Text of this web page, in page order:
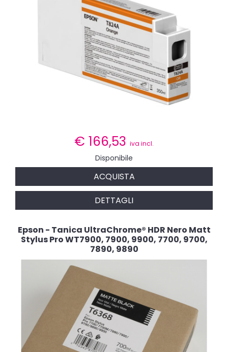
€ 166,53 iva incl.
Disponibile
ACQUISTA
DETTAGLI
Epson - Tanica UltraChrome® HDR Nero Matt
Stylus Pro WT7900, 7900, 9900, 7700, 9700,
7890, 9890